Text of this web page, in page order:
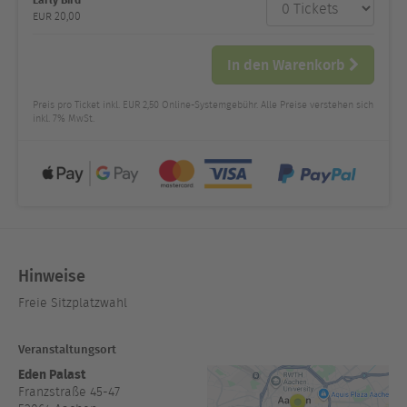
und Preis
EUR 20,00
In den Warenkorb
Preis pro Ticket inkl. EUR 2,50 Online-Systemgebühr. Alle Preise verstehen sich
inkl. 7% MwSt.
Hinweise
Freie Sitzplatzwahl
Veranstaltungsort
Eden Palast
Franzstraße 45-47